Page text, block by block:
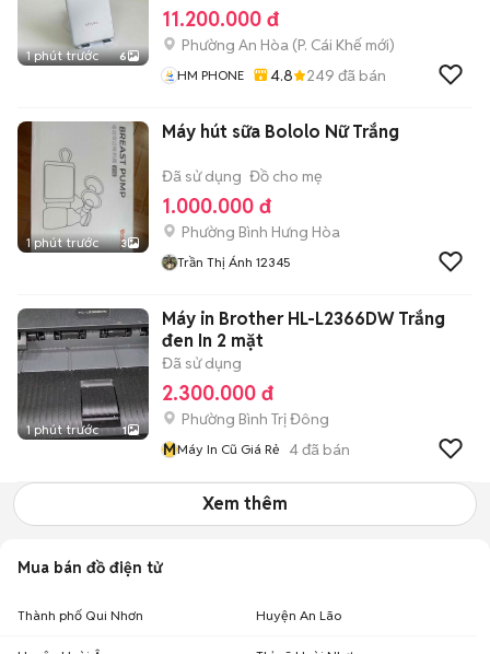
1 phút trước 6
11.200.000 đ
Phường An Hòa (P. Cái Khế mới)
HM PHONE 4.8 249 đã bán
1 phút trước 3
Máy hút sữa Bololo Nữ Trắng
Đã sử dụng Đồ cho mẹ
1.000.000 đ
Phường Bình Hưng Hòa
Trần Thị Ánh 12345
1 phút trước 1
Máy in Brother HL-L2366DW Trắng
đen In 2 mặt
Đã sử dụng
2.300.000 đ
Phường Bình Trị Đông
MMáy In Cũ Giá Rẻ 4đã bán
Xem thêm
Mua bán đồ điện tử
Thành phố Qui Nhơn Huyện An Lão